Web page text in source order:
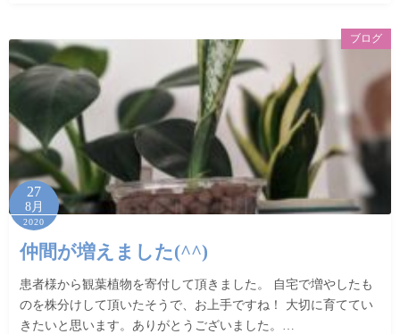
ブログ
27
8月
2020
仲間が増えました(^^)
患者様から観葉植物を寄付して頂きました。 自宅で増やしたも
のを株分けして頂いたそうで、お上手ですね！ 大切に育ててい
きたいと思います。ありがとうございました。…